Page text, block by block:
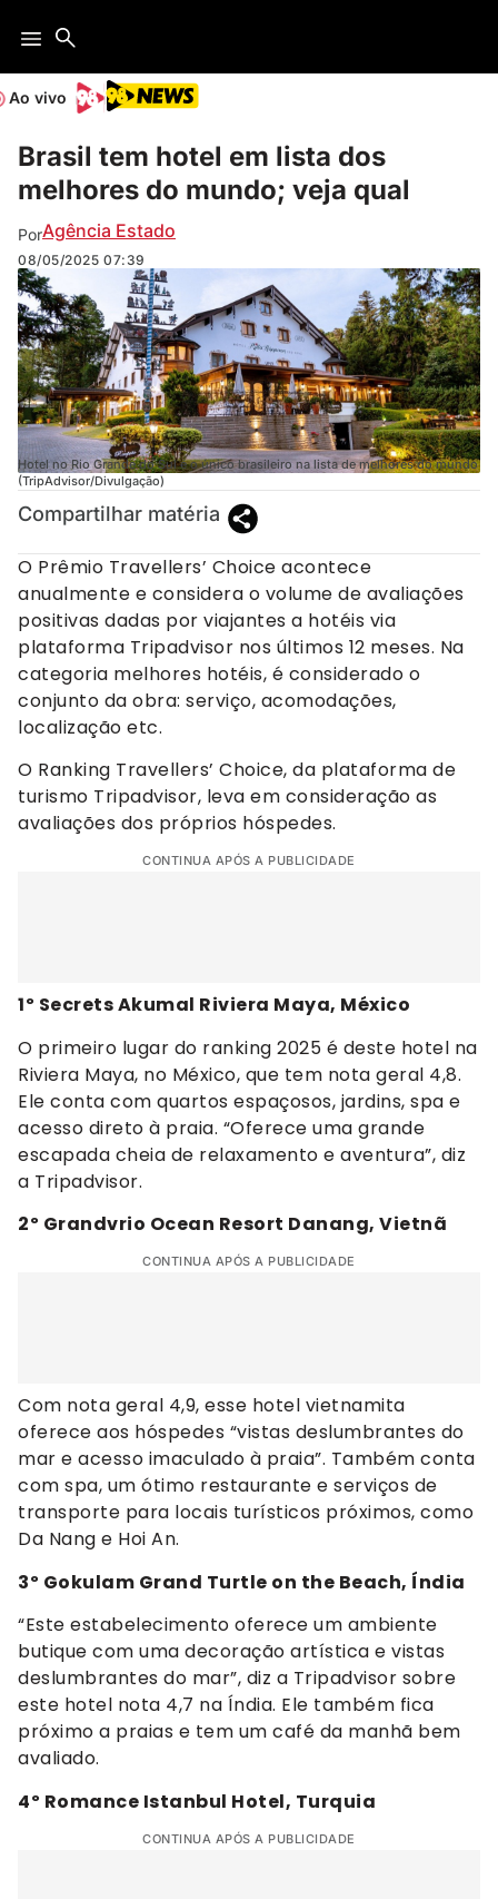
Ao vivo
Brasil tem hotel em lista dos
melhores do mundo; veja qual
PorAgência Estado
08/05/2025 07:39
Hotel no Rio Grande do Sul é o único brasileiro na lista de melhores do mundo
(TripAdvisor/Divulgação)
Compartilhar matéria
O Prêmio Travellers’ Choice acontece
anualmente e considera o volume de avaliações
positivas dadas por viajantes a hotéis via
plataforma Tripadvisor nos últimos 12 meses. Na
categoria melhores hotéis, é considerado o
conjunto da obra: serviço, acomodações,
localização etc.
O Ranking Travellers’ Choice, da plataforma de
turismo Tripadvisor, leva em consideração as
avaliações dos próprios hóspedes.
CONTINUA APÓS A PUBLICIDADE
1º Secrets Akumal Riviera Maya, México
O primeiro lugar do ranking 2025 é deste hotel na
Riviera Maya, no México, que tem nota geral 4,8.
Ele conta com quartos espaçosos, jardins, spa e
acesso direto à praia. “Oferece uma grande
escapada cheia de relaxamento e aventura”, diz
a Tripadvisor.
2º Grandvrio Ocean Resort Danang, Vietnã
CONTINUA APÓS A PUBLICIDADE
Com nota geral 4,9, esse hotel vietnamita
oferece aos hóspedes “vistas deslumbrantes do
mar e acesso imaculado à praia”. Também conta
com spa, um ótimo restaurante e serviços de
transporte para locais turísticos próximos, como
Da Nang e Hoi An.
3º Gokulam Grand Turtle on the Beach, Índia
“Este estabelecimento oferece um ambiente
butique com uma decoração artística e vistas
deslumbrantes do mar”, diz a Tripadvisor sobre
este hotel nota 4,7 na Índia. Ele também fica
próximo a praias e tem um café da manhã bem
avaliado.
4º Romance Istanbul Hotel, Turquia
CONTINUA APÓS A PUBLICIDADE